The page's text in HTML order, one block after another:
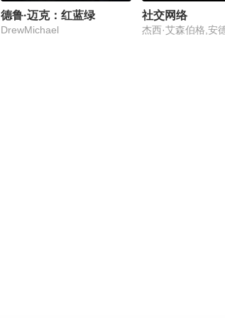
德鲁·迈克：红蓝绿
DrewMichael
社交网络